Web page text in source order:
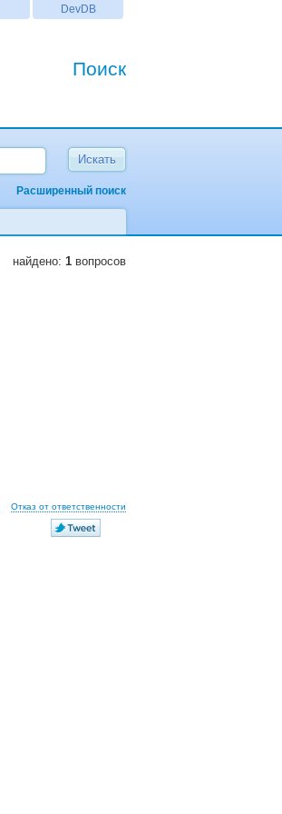
DevDB
Поиск
Расширенный поиск
найдено: 1 вопросов
Отказ от ответственности